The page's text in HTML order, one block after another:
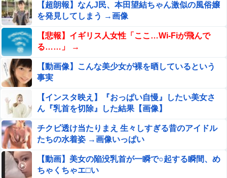
【日向坂46】公式からの注意喚起、ヤフートップに掲載さ
れる
鍵失くした男「45分だけ部屋に入れろ！何もしないか
ら！」→女子大生「無理です（警察呼びます）」→男
「熱中症になれってか！使えないな！」完全に不審者
で草ｗｗｗ
【画像あり】えっ、ワイ氏の「貯金」・・・多す
ぎ・・・？
上西怜、写真集おっぱいがエロい！元NMB48、成熟した
至高のおっぱい！！
【動画】えちえち巨乳JD2人組、川遊び中にチャラ男にナ
ンパされるｗ
オコエ瑠偉、メキシコに渡って2球団を即クビ→SNS更新
が3ヶ月間止まって消息不明に
【超朗報】なんJ民、本田望結ちゃん激似の風俗嬢
を発見してしまう →画像
【悲報】イギリス人女性「ここ…Wi-Fiが飛んで
る……」 →
【動画像】こんな美少女が裸を晒しているという
事実
【インスタ映え】『おっぱい自慢』したい美女さ
ん『乳首を切除』した結果【画像】
チクビ透け当たりまえ 生々しすぎる昔のアイドル
たちの水着姿 →画像いっぱい
【動画】美女の陥没乳首が一瞬で○起する瞬間、め
ちゃくちゃエ□い